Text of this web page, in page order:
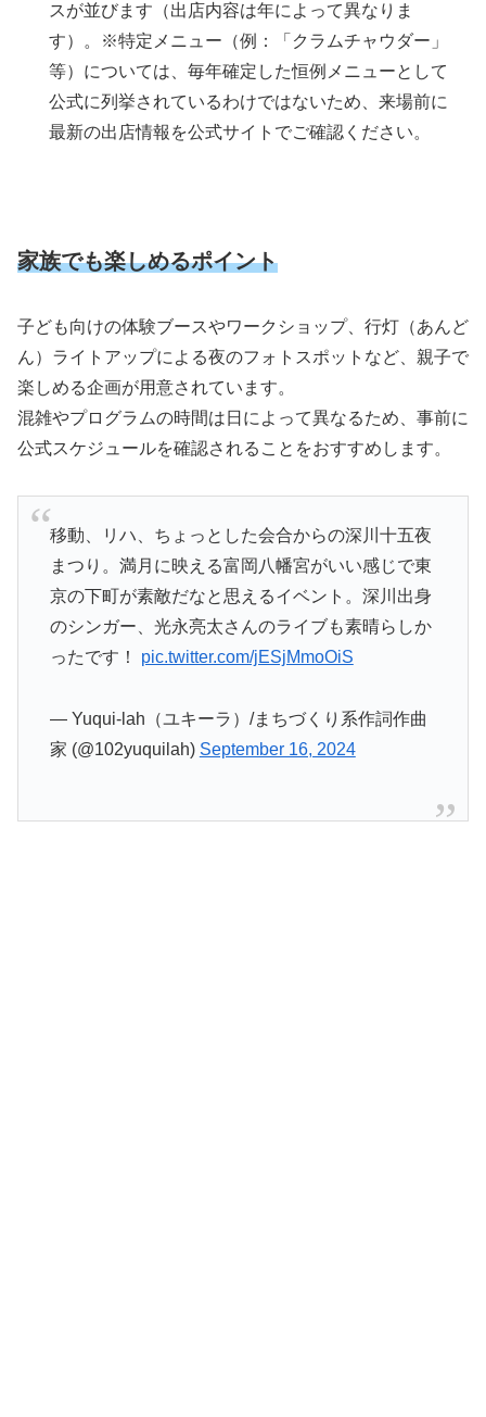
スが並びます（出店内容は年によって異なりま
す）。※特定メニュー（例：「クラムチャウダー」
等）については、毎年確定した恒例メニューとして
公式に列挙されているわけではないため、来場前に
最新の出店情報を公式サイトでご確認ください。
家族でも楽しめるポイント
子ども向けの体験ブースやワークショップ、行灯（あんど
ん）ライトアップによる夜のフォトスポットなど、親子で
楽しめる企画が用意されています。
混雑やプログラムの時間は日によって異なるため、事前に
公式スケジュールを確認されることをおすすめします。
移動、リハ、ちょっとした会合からの深川十五夜
まつり。満月に映える富岡八幡宮がいい感じで東
京の下町が素敵だなと思えるイベント。深川出身
のシンガー、光永亮太さんのライブも素晴らしか
ったです！ pic.twitter.com/jESjMmoOiS
— Yuqui-lah（ユキーラ）/まちづくり系作詞作曲
家 (@102yuquilah) September 16, 2024